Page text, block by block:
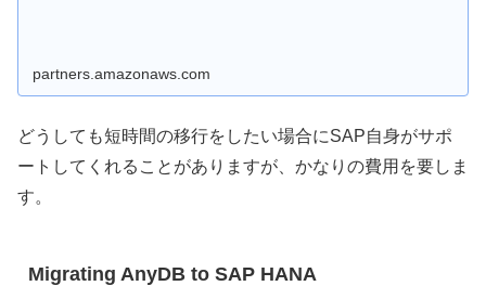
partners.amazonaws.com
どうしても短時間の移行をしたい場合にSAP自身がサポ
ートしてくれることがありますが、かなりの費用を要しま
す。
Migrating AnyDB to SAP HANA